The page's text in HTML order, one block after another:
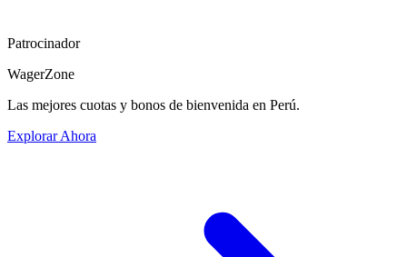
Patrocinador
WagerZone
Las mejores cuotas y bonos de bienvenida en Perú.
Explorar Ahora